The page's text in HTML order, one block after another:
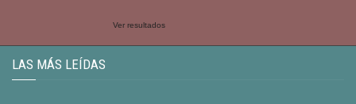
Ver resultados
LAS MÁS LEÍDAS